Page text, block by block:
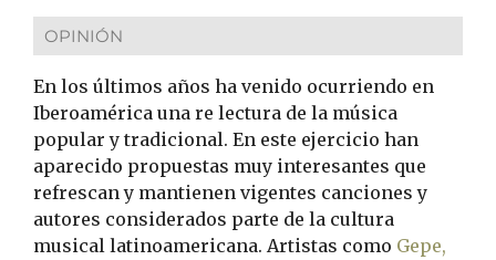
OPINIÓN
En los últimos años ha venido ocurriendo en
Iberoamérica una re lectura de la música
popular y tradicional. En este ejercicio han
aparecido propuestas muy interesantes que
refrescan y mantienen vigentes canciones y
autores considerados parte de la cultura
musical latinoamericana. Artistas como Gepe,